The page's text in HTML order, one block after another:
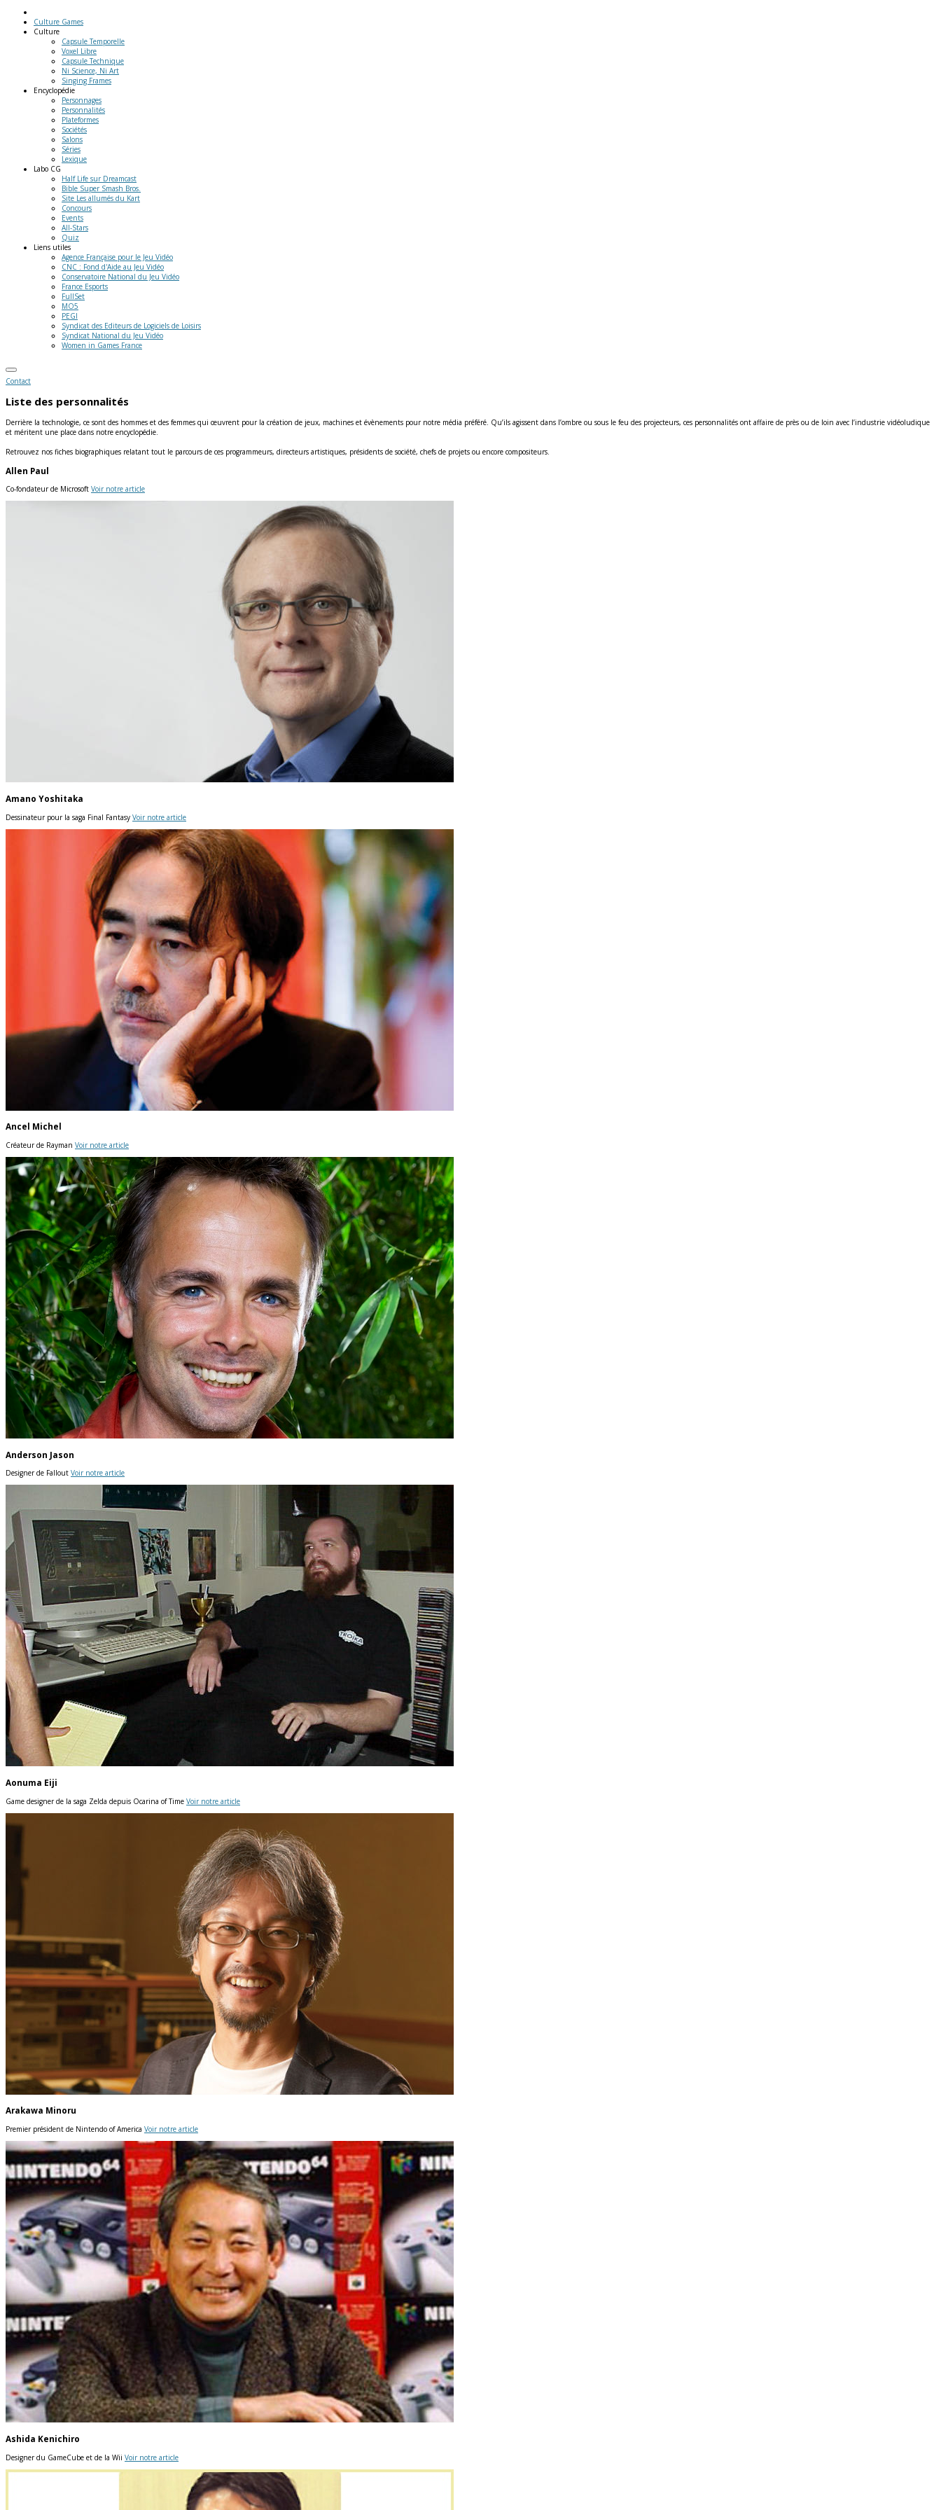
Culture Games
Culture
Capsule Temporelle
Voxel Libre
Capsule Technique
Ni Science, Ni Art
Singing Frames
Encyclopédie
Personnages
Personnalités
Plateformes
Sociétés
Salons
Séries
Lexique
Labo CG
Half Life sur Dreamcast
Bible Super Smash Bros.
Site Les allumés du Kart
Concours
Events
All-Stars
Quiz
Liens utiles
Agence Française pour le Jeu Vidéo
CNC : Fond d'Aide au Jeu Vidéo
Conservatoire National du Jeu Vidéo
France Esports
FullSet
MO5
PEGI
Syndicat des Editeurs de Logiciels de Loisirs
Syndicat National du Jeu Vidéo
Women in Games France
Contact
Liste des personnalités
Derrière la technologie, ce sont des hommes et des femmes qui œuvrent pour la création de jeux, machines et évènements pour notre média préféré. Qu’ils agissent dans l’ombre ou sous le feu des projecteurs, ces personnalités ont affaire de près ou de loin avec l’industrie vidéoludique
et méritent une place dans notre encyclopédie.
Retrouvez nos fiches biographiques relatant tout le parcours de ces programmeurs, directeurs artistiques, présidents de société, chefs de projets ou encore compositeurs.
Allen Paul
Co-fondateur de Microsoft Voir notre article
Amano Yoshitaka
Dessinateur pour la saga Final Fantasy Voir notre article
Ancel Michel
Créateur de Rayman Voir notre article
Anderson Jason
Designer de Fallout Voir notre article
Aonuma Eiji
Game designer de la saga Zelda depuis Ocarina of Time Voir notre article
Arakawa Minoru
Premier président de Nintendo of America Voir notre article
Ashida Kenichiro
Designer du GameCube et de la Wii Voir notre article